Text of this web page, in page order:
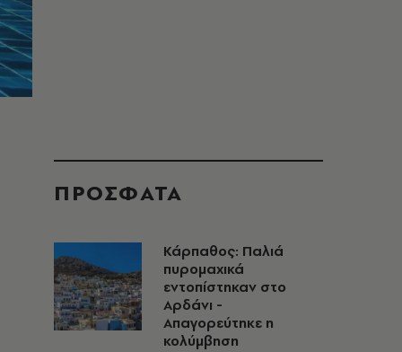
ΠΡΟΣΦΑΤΑ
Κάρπαθος: Παλιά
πυρομαχικά
εντοπίστηκαν στο
Αρδάνι -
Απαγορεύτηκε η
κολύμβηση